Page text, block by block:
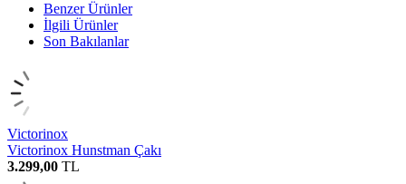
Benzer Ürünler
İlgili Ürünler
Son Bakılanlar
Victorinox
Victorinox Hunstman Çakı
3.299,00 TL